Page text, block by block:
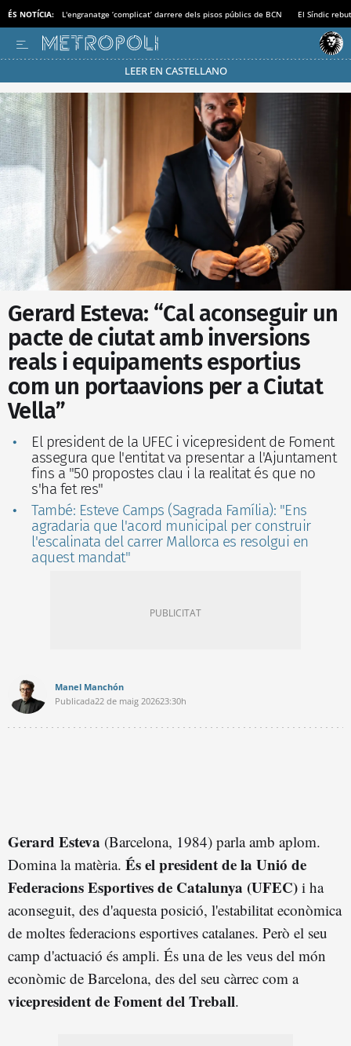
ÉS NOTÍCIA: L'engranatge ‘complicat’ darrere dels pisos públics de BCN El Síndic
LEER EN CASTELLANO
Passa’t al mode estalvi
Gerard Esteva: “Cal aconseguir un
pacte de ciutat amb inversions
reals i equipaments esportius
com un portaavions per a Ciutat
Vella”
El president de la UFEC i vicepresident de Foment
assegura que l'entitat va presentar a l'Ajuntament
fins a "50 propostes clau i la realitat és que no
s'ha fet res"
També: Esteve Camps (Sagrada Família): "Ens
agradaria que l'acord municipal per construir
l'escalinata del carrer Mallorca es resolgui en
aquest mandat"
Manel Manchón
Publicada22 de maig 202623:30h
Gerard Esteva (Barcelona, 1984) parla amb aplom.
Domina la matèria. És el president de la Unió de
Federacions Esportives de Catalunya (UFEC) i ha
aconseguit, des d'aquesta posició, l'estabilitat econòmica
de moltes federacions esportives catalanes. Però el seu
camp d'actuació és ampli. És una de les veus del món
econòmic de Barcelona, des del seu càrrec com a
vicepresident de Foment del Treball.